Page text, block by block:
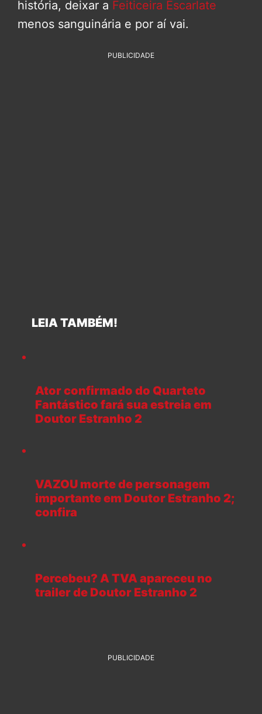
história, deixar a Feiticeira Escarlate
menos sanguinária e por aí vai.
PUBLICIDADE
LEIA TAMBÉM!
Ator confirmado do Quarteto
Fantástico fará sua estreia em
Doutor Estranho 2
VAZOU morte de personagem
importante em Doutor Estranho 2;
confira
Percebeu? A TVA apareceu no
trailer de Doutor Estranho 2
PUBLICIDADE